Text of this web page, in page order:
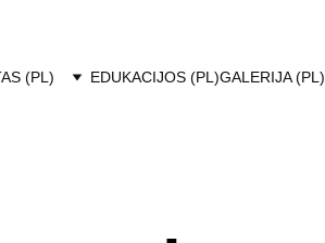
(PL) EDUKACIJOS (PL)GALERIJA (PL)